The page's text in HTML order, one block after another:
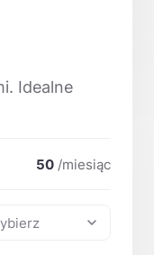
Idealne
50 /miesiąc